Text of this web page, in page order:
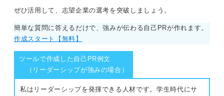
ぜひ活用して、志望企業の選考を突破しましょう。
簡単な質問に答えるだけで、強みが伝わる自己PRが作れます。
作成スタート【無料】
ツールで作成した自己PR例文
（リーダーシップが強みの場合）
私はリーダーシップを発揮できる人材です。学生時代にサ